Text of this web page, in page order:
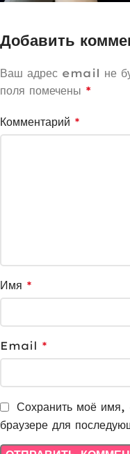
Добавить
Ваш адрес email не
поля помечены *
Комментарий *
Имя *
Email *
Сохранить моё
браузере для